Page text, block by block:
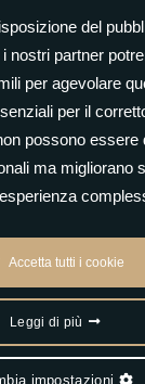
Contattaci
19:00 –
- Mart: Chiuso
Policy| Siti
del
nostri partner
per agevolare
per il
possono essere
ma migliorano
Accetta tutti i cookie
Leggi di più
impostazioni